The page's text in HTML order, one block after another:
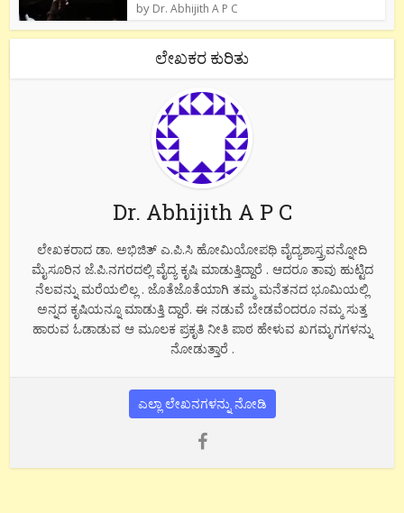
by Dr. Abhijith A P C
ಲೇಖಕರ ಕುರಿತು
Dr. Abhijith A P C
ಲೇಖಕರಾದ ಡಾ. ಅಭಿಜಿತ್ ಎ.ಪಿ.ಸಿ ಹೋಮಿಯೋಪಥಿ ವೈದ್ಯಶಾಸ್ತ್ರವನ್ನೋದಿ
ಮೈಸೂರಿನ ಜೆ.ಪಿ.ನಗರದಲ್ಲಿ ವೈದ್ಯ ಕೃಷಿ ಮಾಡುತ್ತಿದ್ದಾರೆ . ಆದರೂ ತಾವು ಹುಟ್ಟಿದ
ನೆಲವನ್ನು ಮರೆಯಲಿಲ್ಲ . ಜೊತೆಜೊತೆಯಾಗಿ ತಮ್ಮ ಮನೆತನದ ಭೂಮಿಯಲ್ಲಿ
ಅನ್ನದ ಕೃಷಿಯನ್ನೂ ಮಾಡುತ್ತಿ ದ್ದಾರೆ. ಈ ನಡುವೆ ಬೇಡವೆಂದರೂ ನಮ್ಮ ಸುತ್ತ
ಹಾರುವ ಓಡಾಡುವ ಆ ಮೂಲಕ ಪ್ರಕೃತಿ ನೀತಿ ಪಾಠ ಹೇಳುವ ಖಗಮೃಗಗಳನ್ನು
ನೋಡುತ್ತಾರೆ .
ಎಲ್ಲಾ ಲೇಖನಗಳನ್ನು ನೋಡಿ